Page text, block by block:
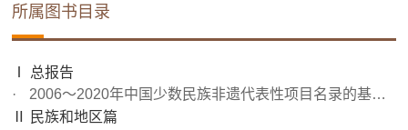
所属图书目录
Ⅰ 总报告
2006～2020年中国少数民族非遗代表性项目名录的基本状况及...
Ⅱ 民族和地区篇